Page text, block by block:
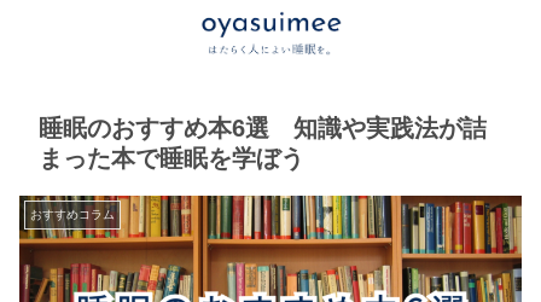
睡眠のおすすめ本6選 知識や実践法が詰
まった本で睡眠を学ぼう
おすすめコラム